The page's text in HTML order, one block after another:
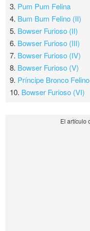
3. Pum Pum Felina
4. Bum Bum Felino (II)
5. Bowser Furioso (II)
6. Bowser Furioso (III)
7. Bowser Furioso (IV)
8. Bowser Furioso (V)
9. Príncipe Bronco Felino
10. Bowser Furioso (VI)